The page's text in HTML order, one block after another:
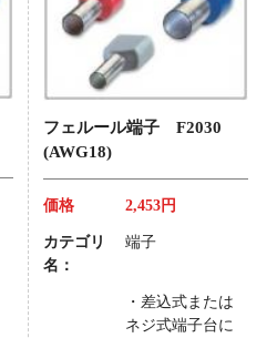
フェルール端子 F2030
(AWG18)
価格 2,453円
カテゴリ
名：
端子
・差込式または
ネジ式端子台に